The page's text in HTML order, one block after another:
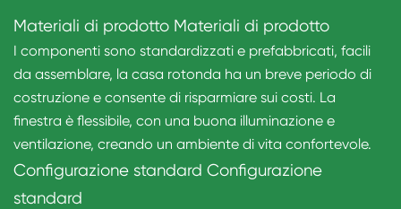
Materiali di prodotto Materiali di prodotto
I componenti sono standardizzati e prefabbricati, facili
da assemblare, la casa rotonda ha un breve periodo di
costruzione e consente di risparmiare sui costi. La
finestra è flessibile, con una buona illuminazione e
ventilazione, creando un ambiente di vita confortevole.
Configurazione standard Configurazione
standard